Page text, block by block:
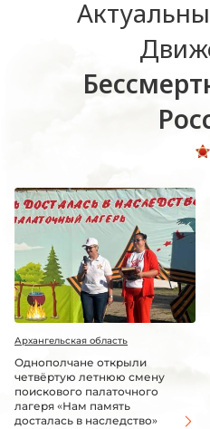
Архангельская область
Однополчане открыли
четвёртую летнюю смену
поискового палаточного
лагеря «Нам память
досталась в наследство»